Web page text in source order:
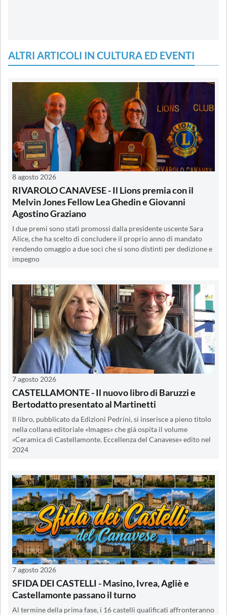
ALTRI ARTICOLI IN CULTURA ED EVENTI
8 agosto 2026
RIVAROLO CANAVESE - Il Lions premia con il
Melvin Jones Fellow Lea Ghedin e Giovanni
Agostino Graziano
I due premi sono stati promossi dalla presidente uscente Sara
Alice, che ha scelto di concludere il proprio anno di mandato
rendendo omaggio a due soci che si sono distinti per dedizione e
impegno
7 agosto 2026
CASTELLAMONTE - Il nuovo libro di Baruzzi e
Bertodatto presentato al Martinetti
Il libro, pubblicato da Edizioni Pedrini, si inserisce a pieno titolo
nella collana editoriale «Images» che già ospita il volume
«Ceramica di Castellamonte. Eccellenza del Canavese» edito nel
2024
7 agosto 2026
SFIDA DEI CASTELLI - Masino, Ivrea, Agliè e
Castellamonte passano il turno
Al termine della prima fase, i 16 castelli qualificati affronteranno